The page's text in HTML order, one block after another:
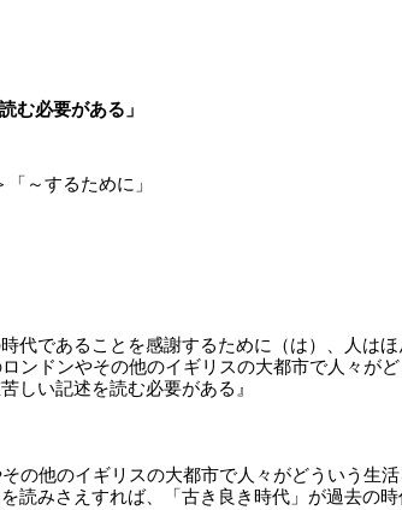
む必要がある」
～するために」
代であることを感謝するために（は）、人はほ
ンドンやその他のイギリスの大都市で人々がど
しい記述を読む必要がある』
の他のイギリスの大都市で人々がどういう生
読みさえすれば、「古き良き時代」が過去の時